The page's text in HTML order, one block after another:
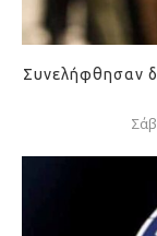
Συνελήφθησαν